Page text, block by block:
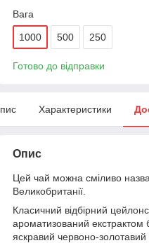
Вага
1000 500 250
Готово до відправки
Характеристики
Опис
Цей чай можна сміливо
Великобританії.
Класичний відбірний
ароматизований екстрактом
яскравий червоно-